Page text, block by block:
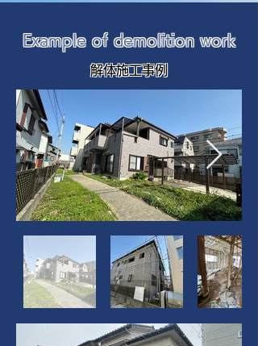
Example of demolition work
解体施工事例